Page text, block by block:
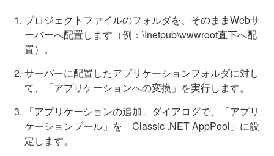
プロジェクトファイルのフォルダを、そのままWebサ
ーバーへ配置します（例：\Inetpub\wwwroot直下へ配
置）。
サーバーに配置したアプリケーションフォルダに対し
て、「アプリケーションへの変換」を実行します。
「アプリケーションの追加」ダイアログで、「アプリ
ケーションプール」を「Classic .NET AppPool」に設
定します。